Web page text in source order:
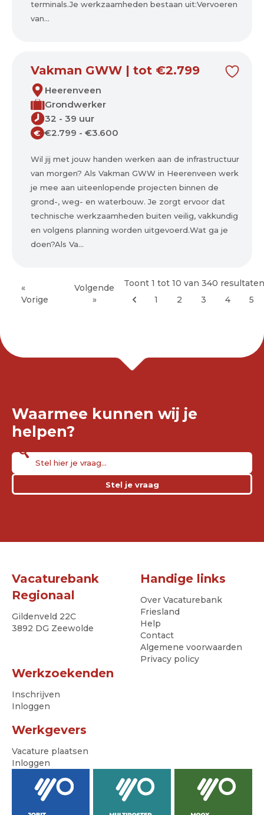
terminals.Je werkzaamheden bestaan uit:Vervoeren
van...
Vakman GWW | tot €2.799
Heerenveen
Grondwerker
32 - 39 uur
€ €2.799 - €3.600
Wil jij met jouw handen werken aan de infrastructuur
van morgen? Als Vakman GWW in Heerenveen werk
je mee aan uiteenlopende projecten binnen de
grond-, weg- en waterbouw. Je zorgt ervoor dat
technische werkzaamheden buiten veilig, vakkundig
en volgens planning worden uitgevoerd.Wat ga je
doen?Als Va...
«
Vorige
Volgende
»
Toont 1 tot 10 van 340 resultaten
1
2 3 4 5
Waarmee kunnen wij je
helpen?
Stel je vraag
Vacaturebank
Regionaal
Gildenveld 22C
3892 DG Zeewolde
Handige links
Over Vacaturebank
Friesland
Help
Contact
Algemene voorwaarden
Privacy policy
Werkzoekenden
Inschrijven
Inloggen
Werkgevers
Vacature plaatsen
Inloggen